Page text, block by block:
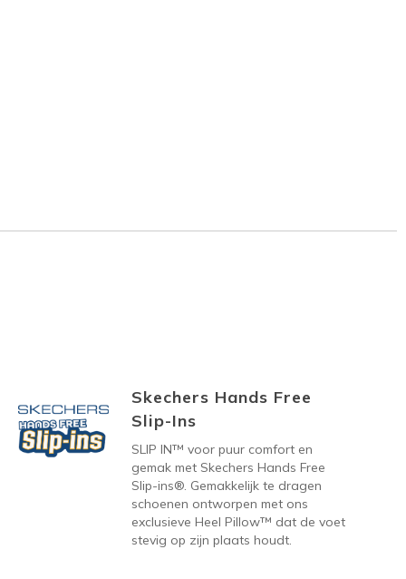
Skechers Hands Free
Slip-Ins
SLIP IN™ voor puur comfort en
gemak met Skechers Hands Free
Slip-ins®. Gemakkelijk te dragen
schoenen ontworpen met ons
exclusieve Heel Pillow™ dat de voet
stevig op zijn plaats houdt.